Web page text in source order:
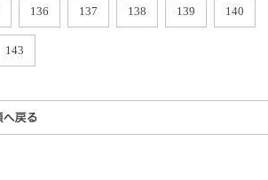
136 137 138 139 140
143